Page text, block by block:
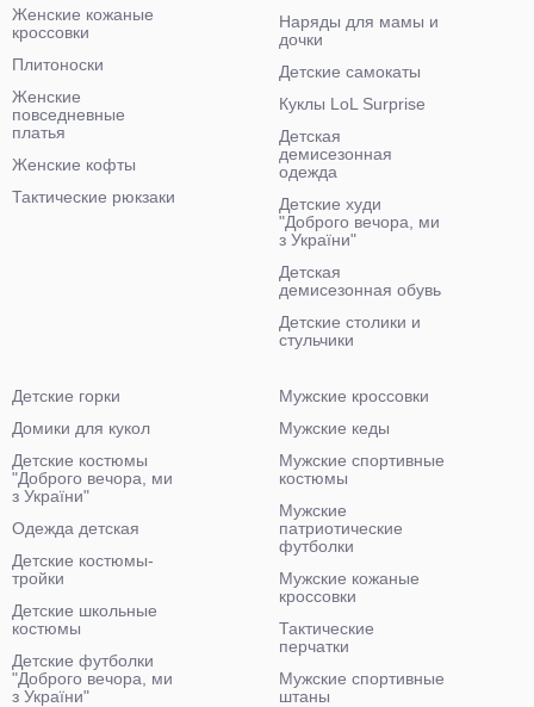
Женские кожаные
кроссовки
Плитоноски
Женские
повседневные
платья
Женские кофты
Тактические рюкзаки
Наряды для мамы и
дочки
Детские самокаты
Куклы LoL Surprise
Детская
демисезонная
одежда
Детские худи
"Доброго вечора, ми
з України"
Детская
демисезонная обувь
Детские столики и
стульчики
Детские горки
Домики для кукол
Детские костюмы
"Доброго вечора, ми
з України"
Одежда детская
Детские костюмы-
тройки
Детские школьные
костюмы
Детские футболки
"Доброго вечора, ми
з України"
Мужские кроссовки
Мужские кеды
Мужские спортивные
костюмы
Мужские
патриотические
футболки
Мужские кожаные
кроссовки
Тактические
перчатки
Мужские спортивные
штаны